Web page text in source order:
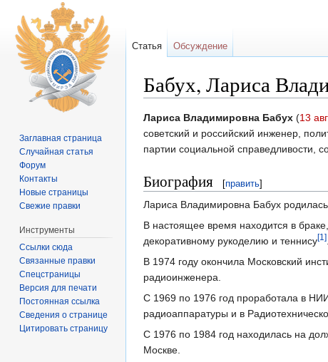
Бабух, Лариса
Лариса Владимировна Бабух (13
советский и российский инженер,
партии социальной справедливости,
Биография [править]
Лариса Владимировна Бабух родилась
В настоящее время находится в
декоративному рукоделию и теннису[1].
В 1974 году окончила Московский
радиоинженера.
С 1969 по 1976 год проработала в
радиоаппаратуры и в
С 1976 по 1984 год находилась на
Москве.
Статья Обсуждение
Заглавная страница
Случайная статья
Форум
Контакты
Новые страницы
Свежие правки
Инструменты
Ссылки сюда
Связанные правки
Спецстраницы
Версия для печати
Постоянная ссылка
Сведения о странице
Цитировать страницу